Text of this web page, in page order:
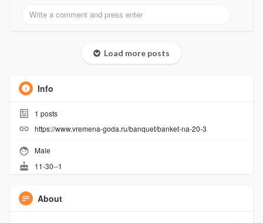
Load more posts
Info
1 posts
https://www.vremena-goda.ru/banquet/banket-na-20-3
Male
11-30--1
About